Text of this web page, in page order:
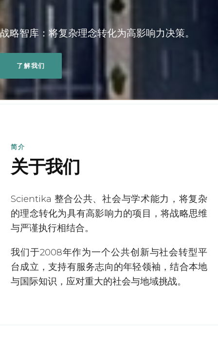
战略智库：将复杂理念转化为高影响力决策。
了解我们
简介
关于我们
Scientika 整合公共、社会与学术能力，将复杂
的理念转化为具有高影响力的项目，将战略思维
与严谨执行相结合。
我们于2008年作为一个公共创新与社会转型平
台成立，支持有服务志向的年轻领袖，结合本地
与国际知识，应对重大的社会与地域挑战。